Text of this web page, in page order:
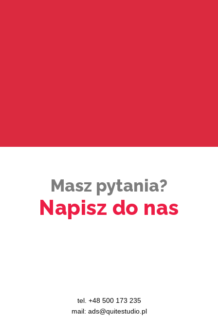
Masz pytania?
Napisz do nas
tel. +48 500 173 235
mail: ads@quitestudio.pl